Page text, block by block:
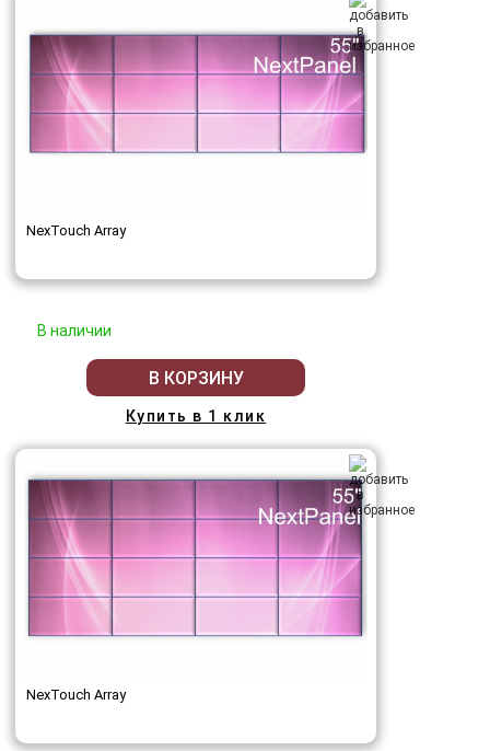
NexTouch Array
В наличии
В КОРЗИНУ
Купить в 1 клик
NexTouch Array